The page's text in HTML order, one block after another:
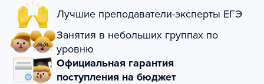
Лучшие преподаватели-эксперты ЕГЭ
Занятия в небольших группах по
уровню
Официальная гарантия
поступления на бюджет